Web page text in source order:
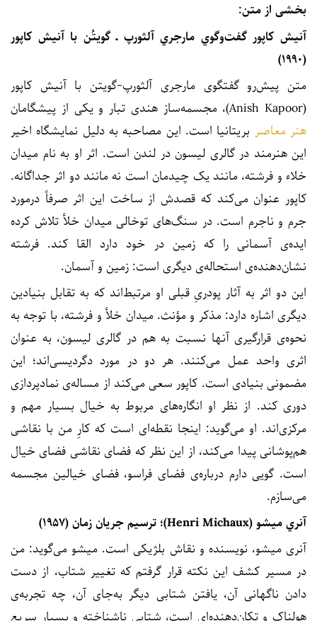
بخشی از متن:
آنيش کاپور گفت‌وگوي مارجري آلثورپ ـ گويتُن با آنيش کاپور
(۱۹۹۰)
متن پیش‌رو گفتگوی مارجری آلثورپ-گویتن با آنیش کاپور
(Anish Kapoor)، مجسمه‌ساز هندی تبار و یکی از پیشگامان
هنر معاصر بریتانیا است. این مصاحبه به دلیل نمایشگاه اخیر
این هنرمند در گالری لیسون در لندن است. اثر او به نام میدان
خلاء و فرشته، مانند یک چیدمان است نه مانند دو اثر جداگانه.
کاپور عنوان می‌کند که قصدش از ساخت این اثر صرفاً درمورد
جرم و ناجرم است. در سنگ‌های توخالی میدان خلأ تلاش کرده
ایده‌ی آسمانی را که زمین در خود دارد القا کند. فرشته
نشان‌دهنده‌ی استحاله‌ی دیگری است: زمین و آسمان.
این دو اثر به آثار پودریِ قبلی‌ او مرتبط‌اند که به تقابل بنیادین
دیگری اشاره دارد: مذکر و مؤنث. میدان خلأ و فرشته، با توجه به
نحوه‌ی قرارگیری آنها نسبت به هم در گالری لیسون، به عنوان
اثری واحد عمل می‌کنند. هر دو در مورد دگردیسی‌اند؛ این
مضمونی بنیادی است. کاپور سعی می‌کند از مساله‌ی نمادپردازی
دوری کند. از نظر او انگاره‌های مربوط به خیال بسیار مهم و
مرکزی‌اند. او می‌گوید: اینجا نقطه‌ای است که کارِ من با نقاشی
هم‌پوشانی پیدا می‌کند، از این نظر که فضای نقاشی فضای خیال
است. گویی دارم درباره‌ی فضای فراسو، فضای خیالین مجسمه
می‌سازم.
آنري ميشو (Henri Michaux)؛ ترسيم جريان زمان (۱۹۵۷)
آنری میشو، نویسنده و نقاش بلژیکی است. میشو می‌گوید: من
در مسیر کشف این نکته قرار گرفتم که تغییر شتاب، از دست
دادن ناگهانی آن، یافتن شتابی دیگر به‌جای آن، چه تجربه‌ی
هولناک و تکان‌دهنده‌ای است، شتابی ناشناخته و بسیار سریع